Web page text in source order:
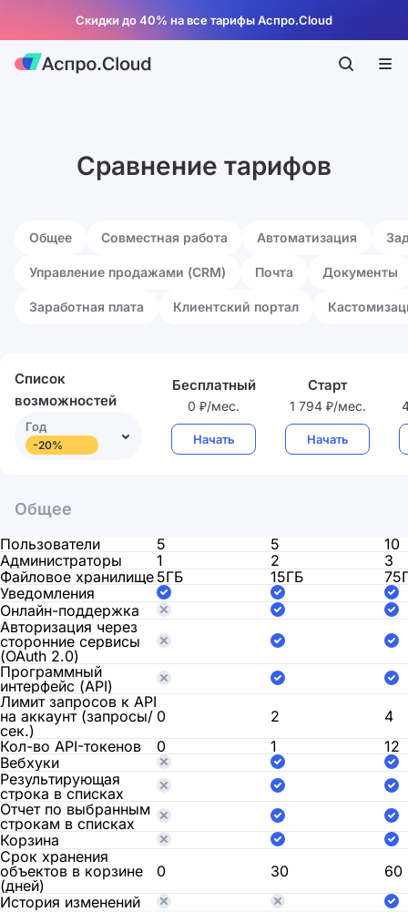
Скидки до 40% на все тарифы Аспро.Cloud
Сравнение тарифов
Общее Совместная работа Автоматизация
Управление продажами (CRM) Почта Документы
Заработная плата Клиентский портал
Список
возможностей
Год
-20%
Бесплатный
0 ₽/мес.
Начать
Старт
1 794 ₽/мес.
Начать
Общее
Пользователи 5 5
10
Администраторы
1 2
3
Файловое хранилище 5ГБ 15ГБ
Уведомления
Онлайн-поддержка
Авторизация через
сторонние сервисы
(OAuth 2.0)
Программный
интерфейс (API)
Лимит запросов к API
на аккаунт (запросы/
сек.)
0 2
4
Кол-во API-токенов
0 1
12
Вебхуки
Результирующая
строка в списках
Отчет по выбранным
строкам в списках
Корзина
Срок хранения
объектов в корзине
(дней)
0 30
60
История изменений